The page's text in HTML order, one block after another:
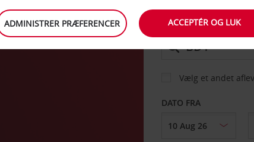
AFHENT FRA
Vælg et andet
DATO FRA
ADMINISTRER PRÆFERENCER ACCEPTÉR OG LUK